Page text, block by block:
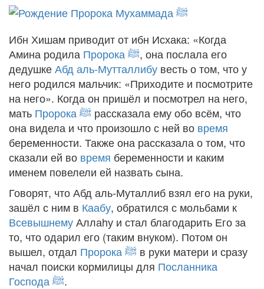
Ибн Хишам приводит от ибн Исхака: «Когда
Амина родила Пророка ﷺ, она послала его
дедушкеАбд аль-Мутталлибу весть о том, что у
него родился мальчик: «Приходите и посмотрите
на него». Когда он пришёл и посмотрел на него,
мать Пророка ﷺ рассказала ему обо всём, что
она видела и что произошло с ней во время
беременности. Также она рассказала о том, что
сказали ей во время беременности и каким
именем повелели ей назвать сына.
Говорят, что Абд аль-Муталлиб взял его на руки,
зашёл с ним в Каабу, обратился с мольбами к
ВсевышнемуАллаhу и стал благодарить Его за
то, что одарил его (таким внуком). Потом он
вышел, отдал Пророка ﷺ в руки матери и сразу
начал поиски кормилицы для Посланника
Господа ﷺ.